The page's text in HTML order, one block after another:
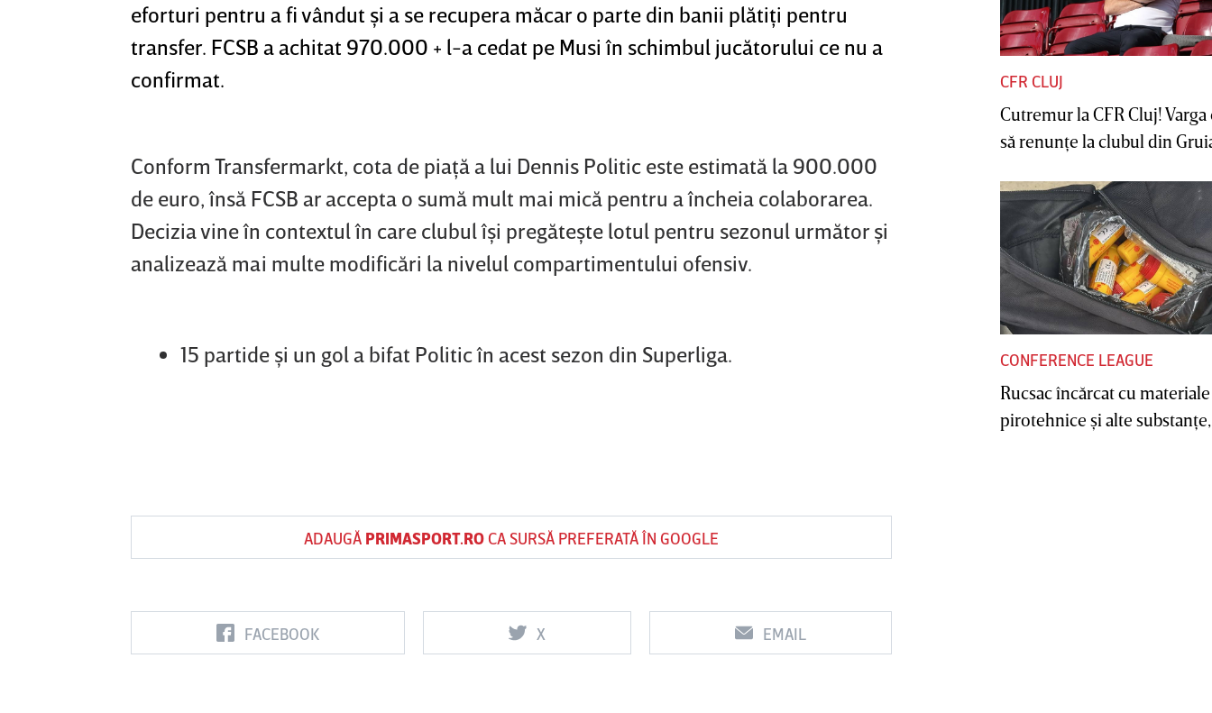
eforturi pentru a fi vândut şi a se recupera măcar o parte din banii plătiţi pentru
transfer. FCSB a achitat 970.000 + l-a cedat pe Musi în schimbul jucătorului ce nu a
confirmat.
Conform Transfermarkt, cota de piaţă a lui Dennis Politic este estimată la 900.000
de euro, însă FCSB ar accepta o sumă mult mai mică pentru a încheia colaborarea.
Decizia vine în contextul în care clubul îşi pregăteşte lotul pentru sezonul următor şi
analizează mai multe modificări la nivelul compartimentului ofensiv.
15 partide şi un gol a bifat Politic în acest sezon din Superliga.
ADAUGĂ PRIMASPORT.ROCA SURSĂ PREFERATĂ ÎN GOOGLE
FACEBOOK X EMAIL
CFR CLUJ
Cutremur la CFR Cluj! Varga
să renunţe la clubul din
CONFERENCE LEAGUE
Rucsac încărcat cu materiale
pirotehnice şi alte substanţe,